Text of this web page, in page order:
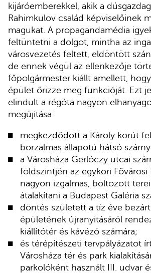
kijáróemberekkel, akik a
Rahimkulov család képviselőinek
magukat. A propagandamédia
feltüntetni a dolgot, mintha az
városvezetés feltett, eldöntött
de ennek végül az ellenkezője
főpolgármester kiállt amellett,
épület őrizze meg funkcióját. Ezt
elindult a régóta nagyon
megújítása:
megkezdődött a Károly körút
borzalmas állapotú hátsó
a Városháza Gerlóczy utcai
földszintjén az egykori Fővárosi
nagyon izgalmas, boltozott
átalakítani a Budapest Galéria
döntés született a tíz éve
épületének újranyitásáról
kiállítótér és kávézó számára;
és térépítészeti tervpályázatot
Városháza tér és park
parkolóként használt III. udvar